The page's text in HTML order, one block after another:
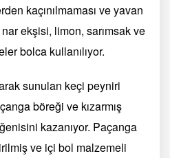
kaçınılmaması ve yavan
ekşisi, limon, sarımsak ve
bolca kullanılıyor.
sunulan keçi peyniri
böreği ve kızarmış
kazanıyor. Paçanga
ve içi bol malzemeli